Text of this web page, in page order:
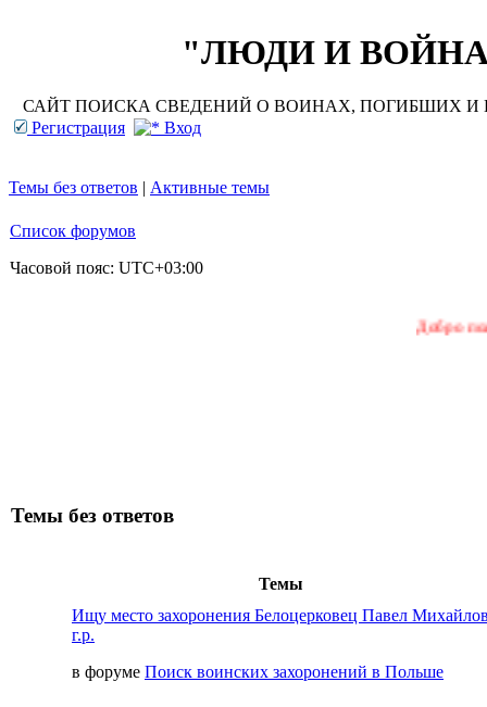
"ЛЮДИ И ВОЙНА"
САЙТ ПОИСКА СВЕДЕНИЙ О ВОИНАХ, ПОГИБШИХ И
Регистрация
Вход
Темы без ответов | Активные темы
Список форумов
Часовой пояс: UTC+03:00
Добро
Темы без ответов
Темы
Ищу место захоронения Белоцерковец Павел
г.р.
в форуме Поиск воинских захоронений в Польше